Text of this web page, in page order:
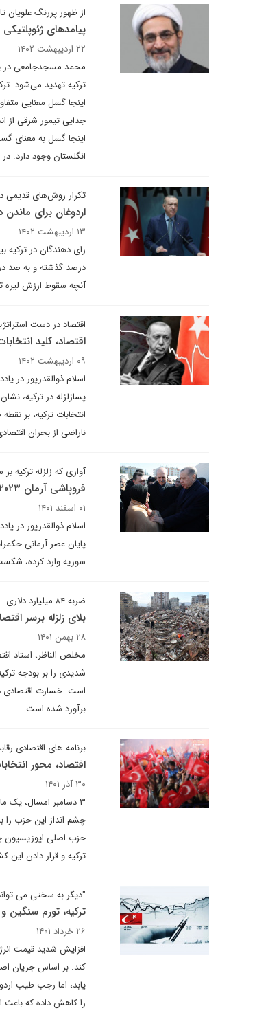
از ظهور پررنگ
پیامدهای ژئوپلتیکی
۲۲ اردیبهشت ۱۴۰۲
محمد مسجدجامعی در
ترکیه تهدید می‌شود.
اینجا گسل معنایی
جدایی تیمور شرقی از
اینجا گسل به معنای
انگلستان وجود دارد.
تکرار روش‌های قدیمی
اردوغان برای
۱۳ اردیبهشت ۱۴۰۲
رای دهندگان در ترکیه
درصد گذشته و به صد
آنچه سقوط ارزش لیره
اقتصاد در دست
اقتصاد، کلید
۰۹ اردیبهشت ۱۴۰۲
اسلام ذوالقدرپور در
پسازلزله در ترکیه،
انتخابات ترکیه، بر
ناراضی از بحران
آواری که زلزله
فروپاشی آرمان ۲۰۲۳ و انسداد آرمانگرایی ۲۰۵۳ اردوغان!
۰۱ اسفند ۱۴۰۱
اسلام ذوالقدرپور در
پایان عصر آرمانی
سوریه وارد کرده، شکست و رسوایی بزرگی برای ۲ دهه
ضربه ۸۴ میلیارد دلاری
بلای زلزله برسر
۲۸ بهمن ۱۴۰۱
مخلص الناظر، استاد
شدیدی را بر بودجه
برآورد شده است.
برنامه های اقتصادی
اقتصاد، محور
۳۰ آذر ۱۴۰۱
۳ دسامبر امسال،
چشم انداز این حزب را
حزب اصلی اپوزیسیون
ترکیه و قرار دادن این
"دیگر به سختی می
ترکیه، تورم
۲۶ خرداد ۱۴۰۱
افزایش شدید قیمت
کند. بر اساس جریان
یابد، اما رجب طیب
را کاهش داده که